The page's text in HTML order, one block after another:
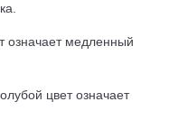
означает медленный
цвет означает